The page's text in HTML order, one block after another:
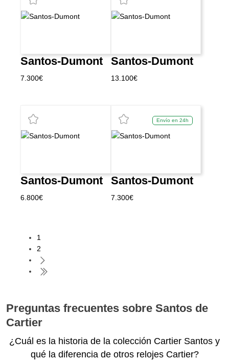
Santos-Dumont
7.300€
Santos-Dumont
13.100€
Santos-Dumont
6.800€
Envío en 24h
Santos-Dumont
7.300€
1
2
Preguntas frecuentes sobre Santos de
Cartier
¿Cuál es la historia de la colección Cartier Santos y
qué la diferencia de otros relojes Cartier?